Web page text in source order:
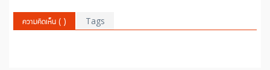
ความคิดเห็น ( ) Tags